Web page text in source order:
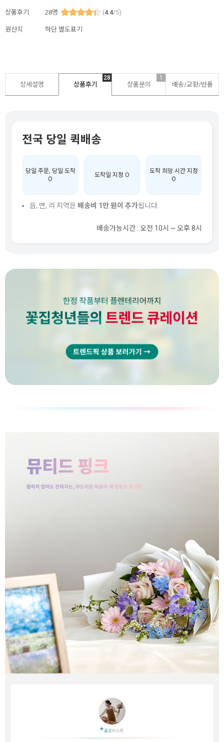
상품후기 28명 (4.4/5)
원산지 하단 별도표기
상세설명 상품후기
28
상품문의
1
배송/교환/반품
전국 당일 퀵배송
당일 주문, 당일 도착
O
도착일 지정 O
도착 희망 시간 지정
O
읍, 면, 리 지역은 배송비 1만 원이 추가됩니다.
배송가능시간 : 오전 10시 ~ 오후 8시